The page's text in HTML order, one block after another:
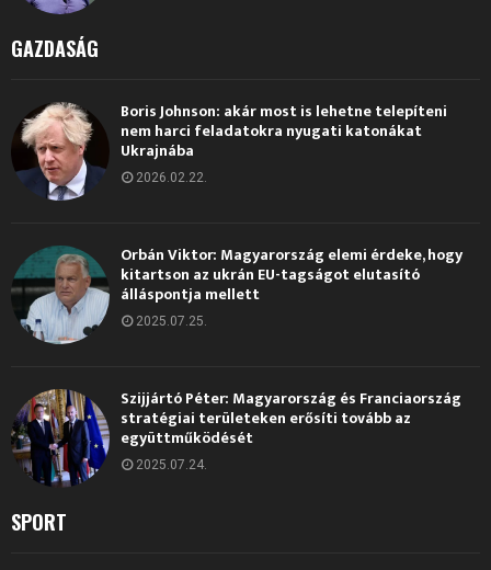
GAZDASÁG
Boris Johnson: akár most is lehetne telepíteni
nem harci feladatokra nyugati katonákat
Ukrajnába
2026.02.22.
Orbán Viktor: Magyarország elemi érdeke, hogy
kitartson az ukrán EU-tagságot elutasító
álláspontja mellett
2025.07.25.
Szijjártó Péter: Magyarország és Franciaország
stratégiai területeken erősíti tovább az
együttműködését
2025.07.24.
SPORT